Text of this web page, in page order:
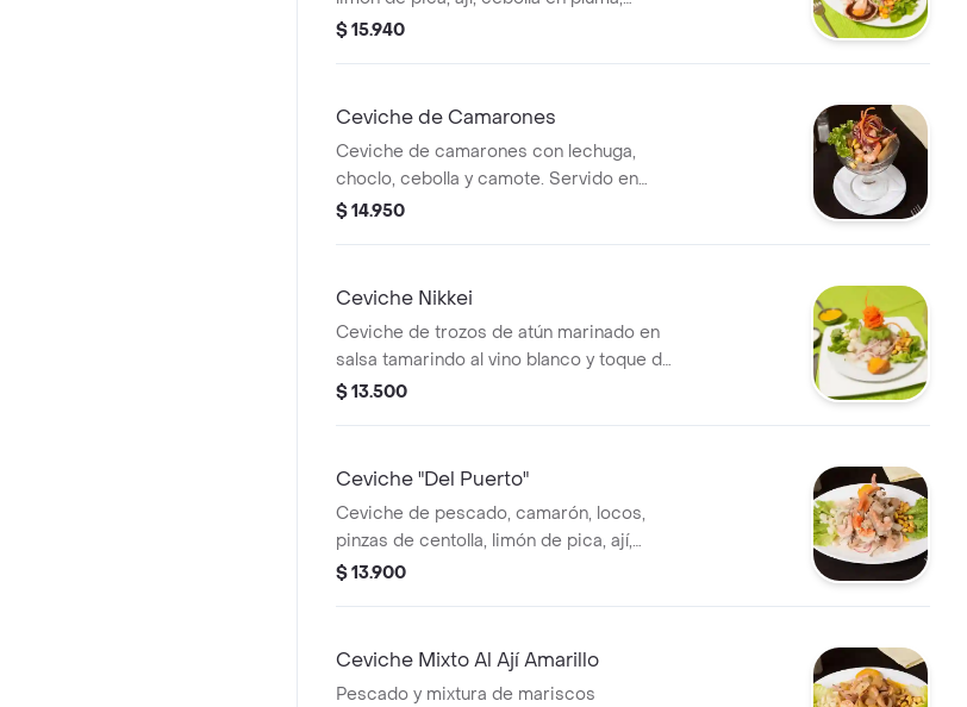
especias, con yuca, camote y choclo
$ 15.940
Ceviche de Camarones
Ceviche de camarones con lechuga,
choclo, cebolla y camote. Servido en
copa.
$ 14.950
Ceviche Nikkei
Ceviche de trozos de atún marinado en
salsa tamarindo al vino blanco y toque de
limón fusionado en salsa de soja.
$ 13.500
Ceviche "Del Puerto"
Ceviche de pescado, camarón, locos,
pinzas de centolla, limón de pica, ají,
cebolla
$ 13.900
Ceviche Mixto Al Ají Amarillo
Pescado y mixtura de mariscos